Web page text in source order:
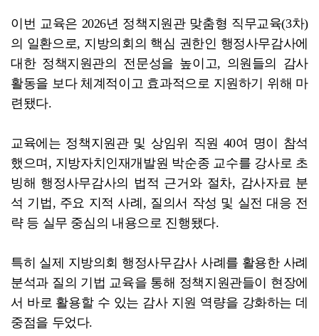
이번 교육은 2026년 정책지원관 맞춤형 직무교육(3차)
의 일환으로, 지방의회의 핵심 권한인 행정사무감사에
대한 정책지원관의 전문성을 높이고, 의원들의 감사
활동을 보다 체계적이고 효과적으로 지원하기 위해 마
련됐다.
교육에는 정책지원관 및 상임위 직원 40여 명이 참석
했으며, 지방자치인재개발원 박순종 교수를 강사로 초
빙해 행정사무감사의 법적 근거와 절차, 감사자료 분
석 기법, 주요 지적 사례, 질의서 작성 및 실전 대응 전
략 등 실무 중심의 내용으로 진행됐다.
특히 실제 지방의회 행정사무감사 사례를 활용한 사례
분석과 질의 기법 교육을 통해 정책지원관들이 현장에
서 바로 활용할 수 있는 감사 지원 역량을 강화하는 데
중점을 두었다.